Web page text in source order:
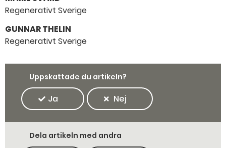
Regenerativt Sverige
GUNNAR THELIN
Regenerativt Sverige
Uppskattade du artikeln?
Ja Nej
Dela artikeln med andra